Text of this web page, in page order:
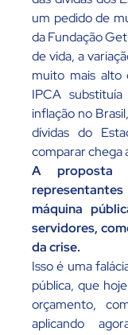
um pedido de
da Fundação
de vida, a
muito mais
IPCA
inflação no
dívidas do
comparar chega
A proposta
máquina
servidores,
da crise.
Isso é uma
pública, que
orçamento,
aplicando